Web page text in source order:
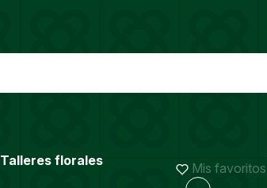
Talleres florales
Mis favoritos